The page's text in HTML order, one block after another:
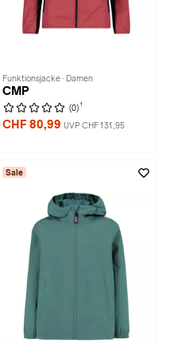
Funktionsjacke · Damen
CMP
(0) 1
CHF 80,99 UVP CHF 131,95
Sale